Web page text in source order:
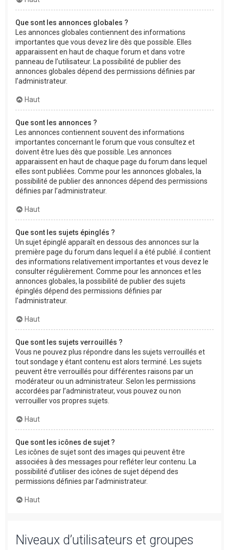
Que sont les annonces globales ?
Les annonces globales contiennent des informations
importantes que vous devez lire dès que possible. Elles
apparaissent en haut de chaque forum et dans votre
panneau de l’utilisateur. La possibilité de publier des
annonces globales dépend des permissions définies par
l’administrateur.
Haut
Que sont les annonces ?
Les annonces contiennent souvent des informations
importantes concernant le forum que vous consultez et
doivent être lues dès que possible. Les annonces
apparaissent en haut de chaque page du forum dans lequel
elles sont publiées. Comme pour les annonces globales, la
possibilité de publier des annonces dépend des permissions
définies par l’administrateur.
Haut
Que sont les sujets épinglés ?
Un sujet épinglé apparaît en dessous des annonces sur la
première page du forum dans lequel il a été publié. il contient
des informations relativement importantes et vous devez le
consulter régulièrement. Comme pour les annonces et les
annonces globales, la possibilité de publier des sujets
épinglés dépend des permissions définies par
l’administrateur.
Haut
Que sont les sujets verrouillés ?
Vous ne pouvez plus répondre dans les sujets verrouillés et
tout sondage y étant contenu est alors terminé. Les sujets
peuvent être verrouillés pour différentes raisons par un
modérateur ou un administrateur. Selon les permissions
accordées par l’administrateur, vous pouvez ou non
verrouiller vos propres sujets.
Haut
Que sont les icônes de sujet ?
Les icônes de sujet sont des images qui peuvent être
associées à des messages pour refléter leur contenu. La
possibilité d’utiliser des icônes de sujet dépend des
permissions définies par l’administrateur.
Haut
Niveaux d’utilisateurs et groupes